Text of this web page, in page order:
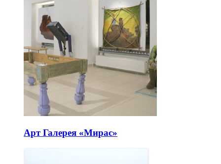
Арт Галерея «Мирас»